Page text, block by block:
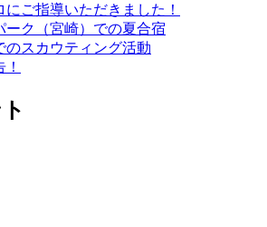
ご指導いただきました！
ーク（宮崎）での夏合宿
のスカウティング活動